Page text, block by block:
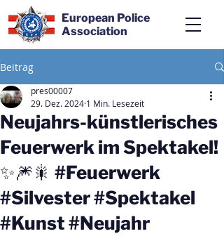
European Police
Association
Beitrag
Neujahrs-künstlerisches
Feuerwerk im Spektakel!
✨🎆🎇 #Feuerwerk
#Silvester #Spektakel
#Kunst #Neujahr
pres00007
29. Dez. 2024 1 Min. Lesezeit